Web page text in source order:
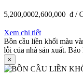
5,200,0002,600,000 đ /
Xem chi tiết
Bồn cầu liền khối màu
lỗi của nhà sản xuất.
×